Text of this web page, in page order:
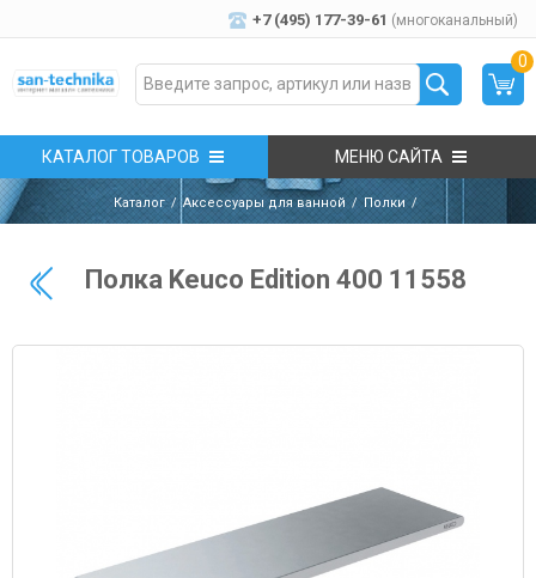
+7 (495) 177-39-61 (многоканальный)
0
КАТАЛОГ ТОВАРОВ МЕНЮ САЙТА
Каталог Аксессуары для ванной Полки
Полка Keuco Edition 400 11558